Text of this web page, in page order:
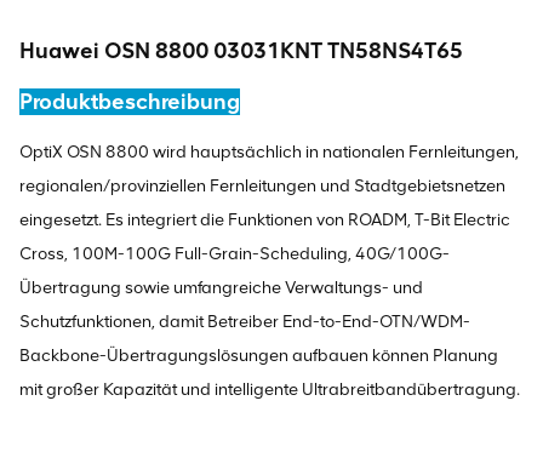
Huawei OSN 8800 03031KNT TN58NS4T65
Produktbeschreibung
OptiX OSN 8800 wird hauptsächlich in nationalen Fernleitungen,
regionalen/provinziellen Fernleitungen und Stadtgebietsnetzen
eingesetzt. Es integriert die Funktionen von ROADM, T-Bit Electric
Cross, 100M-100G Full-Grain-Scheduling, 40G/100G-
Übertragung sowie umfangreiche Verwaltungs- und
Schutzfunktionen, damit Betreiber End-to-End-OTN/WDM-
Backbone-Übertragungslösungen aufbauen können Planung
mit großer Kapazität und intelligente Ultrabreitbandübertragung.